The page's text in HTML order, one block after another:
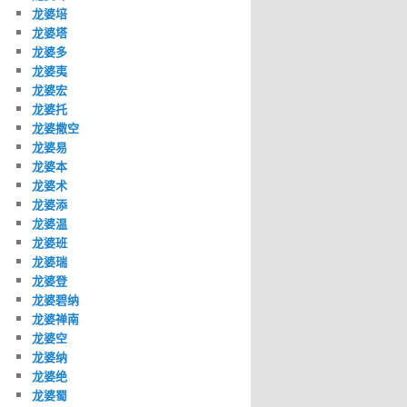
龙婆培
龙婆塔
龙婆多
龙婆夷
龙婆宏
龙婆托
龙婆撒空
龙婆易
龙婆本
龙婆术
龙婆添
龙婆温
龙婆班
龙婆瑞
龙婆登
龙婆碧纳
龙婆禅南
龙婆空
龙婆纳
龙婆绝
龙婆蜀